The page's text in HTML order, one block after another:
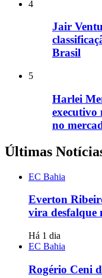
4
Jair
Brasil
5
Harlei
executivo
no
Últimas
EC Bahia
Everton
vira desfalque
Há 1 dia
EC Bahia
Rogério Ceni